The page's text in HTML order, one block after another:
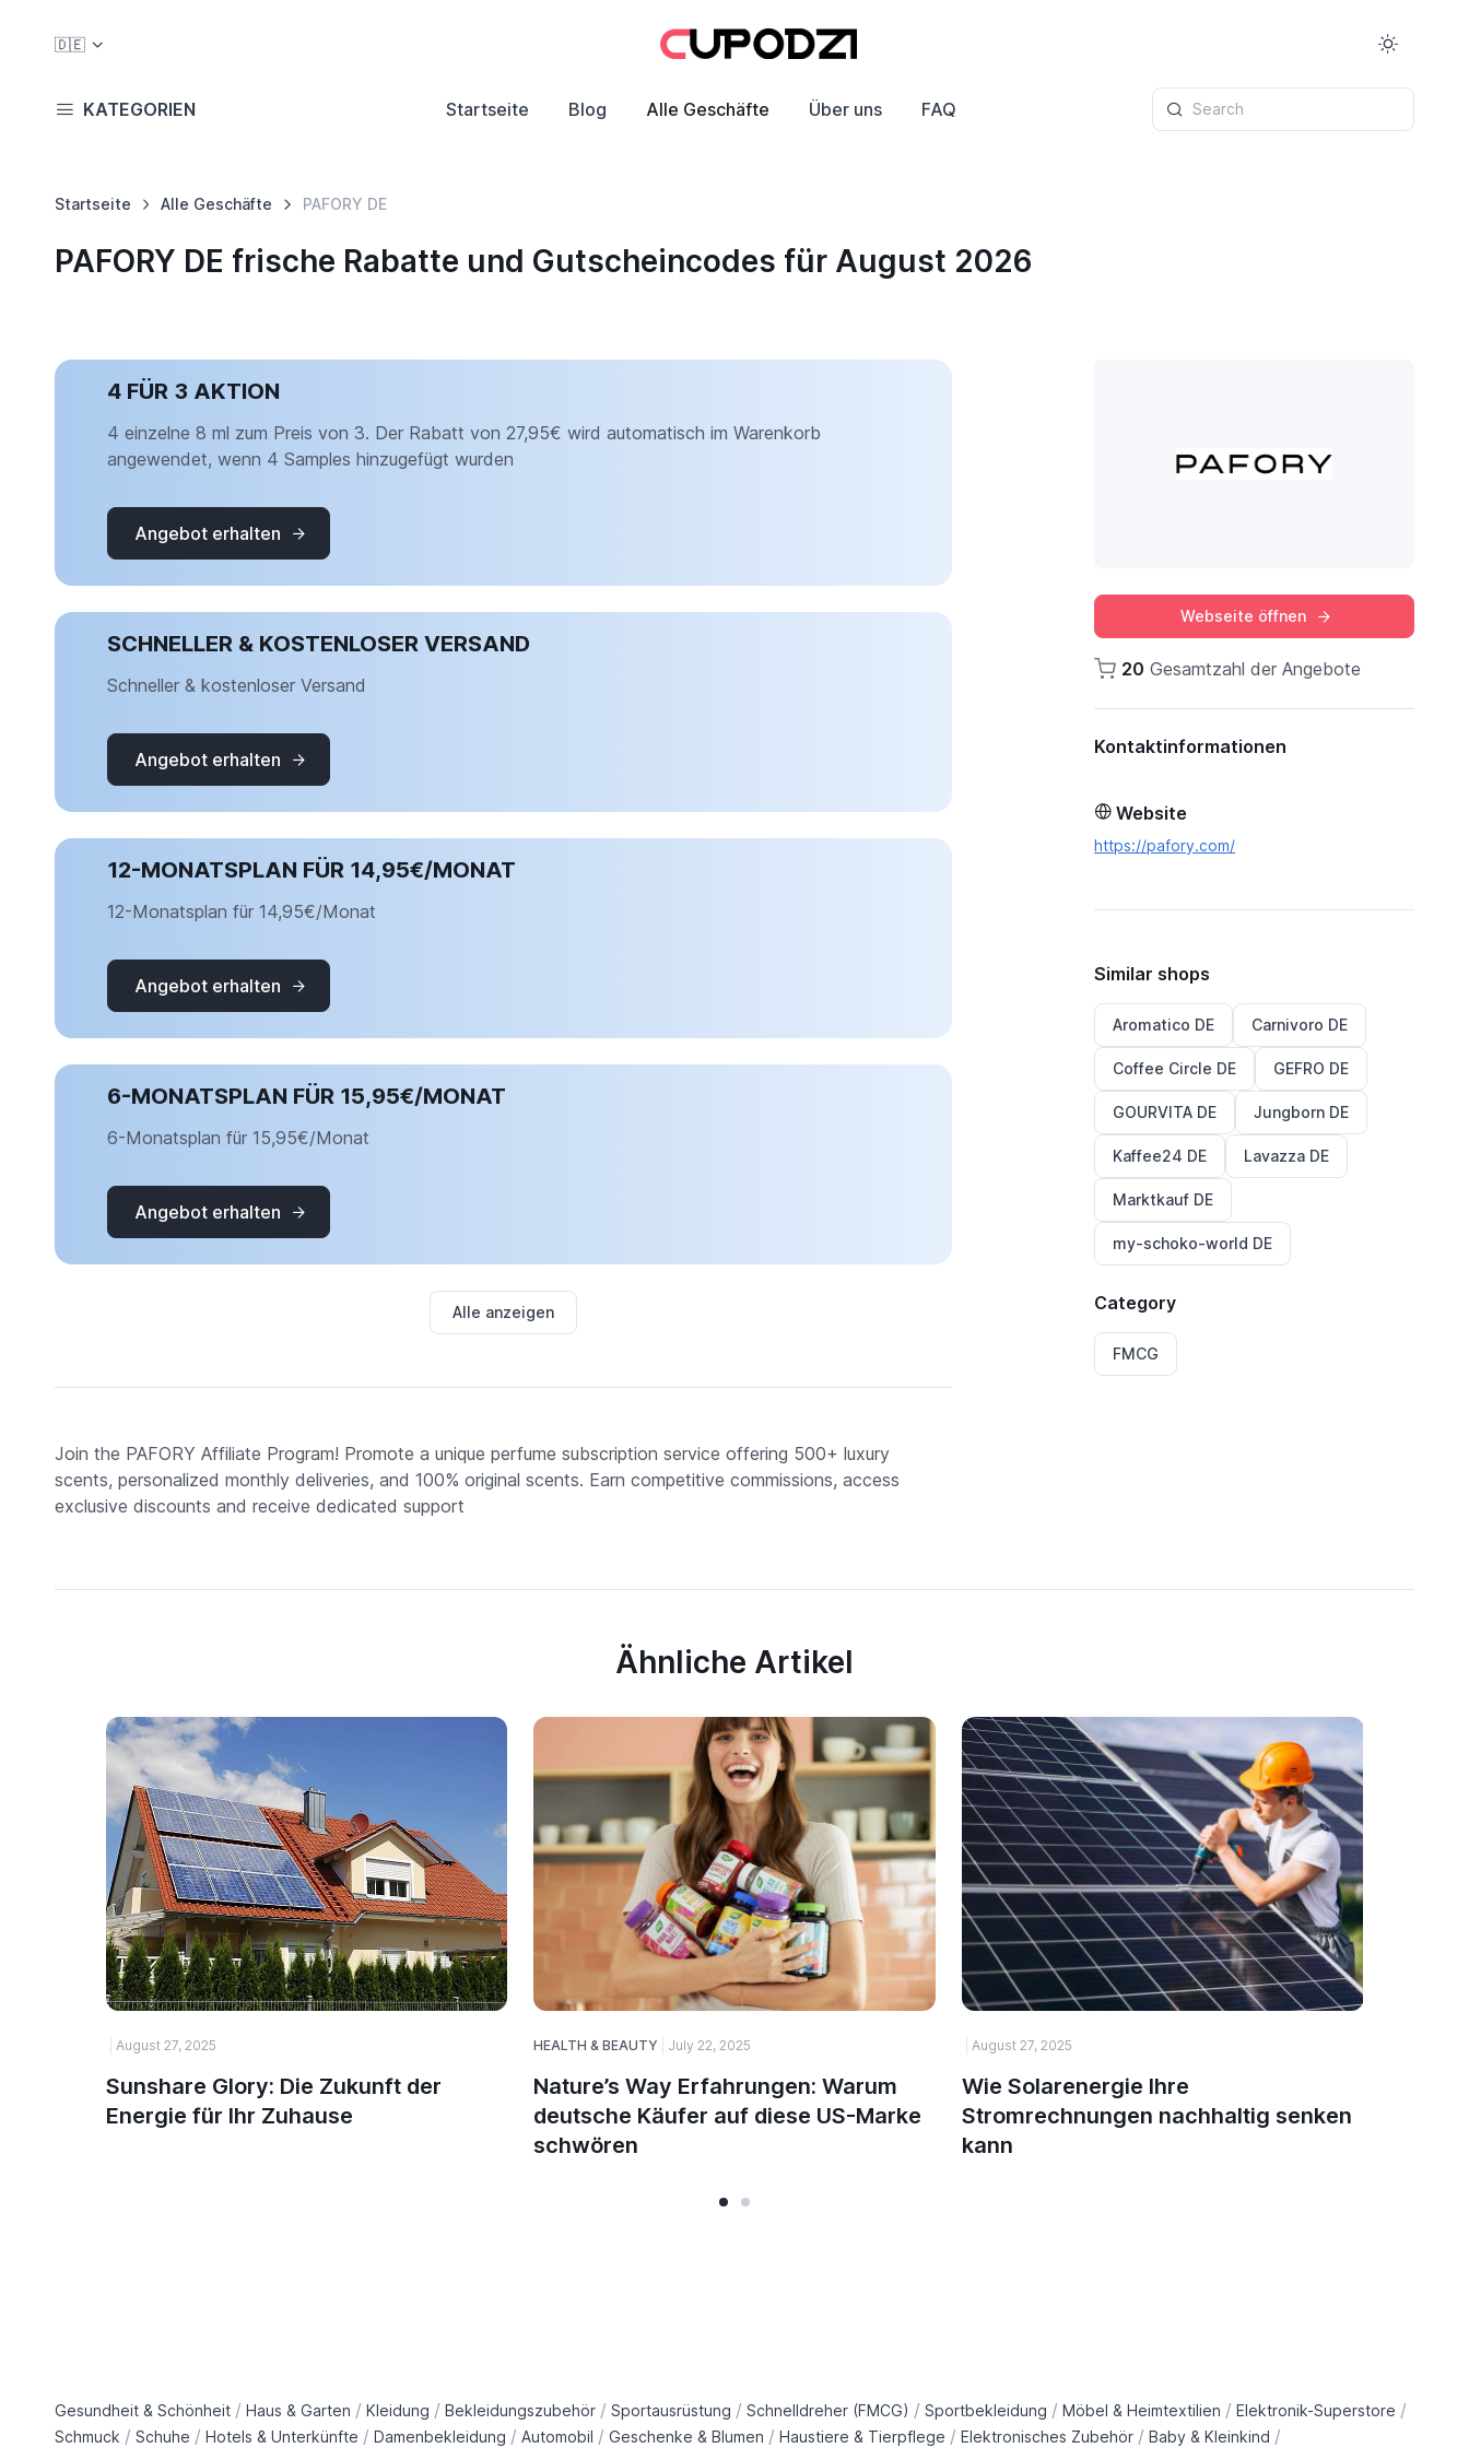
🇩🇪
KATEGORIEN Startseite Blog Alle Geschäfte Über uns FAQ Search
Startseite Alle Geschäfte PAFORY DE
PAFORY DE frische Rabatte und Gutscheincodes für August 2026
4 FÜR 3 AKTION
4 einzelne 8 ml zum Preis von 3. Der Rabatt von 27,95€ wird automatisch im Warenkorb
angewendet, wenn 4 Samples hinzugefügt wurden
Angebot erhalten
SCHNELLER & KOSTENLOSER VERSAND
Schneller & kostenloser Versand
Angebot erhalten
12-MONATSPLAN FÜR 14,95€/MONAT
12-Monatsplan für 14,95€/Monat
Angebot erhalten
6-MONATSPLAN FÜR 15,95€/MONAT
6-Monatsplan für 15,95€/Monat
Angebot erhalten
Alle anzeigen
Join the PAFORY Affiliate Program! Promote a unique perfume subscription service offering 500+ luxury
scents, personalized monthly deliveries, and 100% original scents. Earn competitive commissions, access
exclusive discounts and receive dedicated support
Webseite öffnen
20 Gesamtzahl der Angebote
Kontaktinformationen
Website
https://pafory.com/
Similar shops
Aromatico DE Carnivoro DE
Coffee Circle DE GEFRO DE
GOURVITA DE Jungborn DE
Kaffee24 DE Lavazza DE
Marktkauf DE
my-schoko-world DE
Category
FMCG
Ähnliche Artikel
August 27, 2025
Sunshare Glory: Die Zukunft der
Energie für Ihr Zuhause
HEALTH & BEAUTY July 22, 2025
Nature’s Way Erfahrungen: Warum
deutsche Käufer auf diese US-Marke
schwören
August 27, 2025
Wie Solarenergie Ihre
Stromrechnungen nachhaltig senken
kann
Gesundheit & Schönheit / Haus & Garten / Kleidung / Bekleidungszubehör / Sportausrüstung / Schnelldreher (FMCG) / Sportbekleidung / Möbel & Heimtextilien / Elektronik-Superstore /
Schmuck / Schuhe / Hotels & Unterkünfte / Damenbekleidung / Automobil / Geschenke & Blumen / Haustiere & Tierpflege / Elektronisches Zubehör / Baby & Kleinkind /